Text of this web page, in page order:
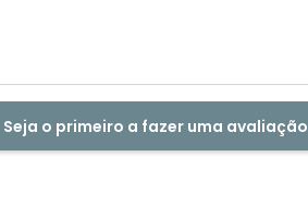
Seja o primeiro a fazer uma avaliação